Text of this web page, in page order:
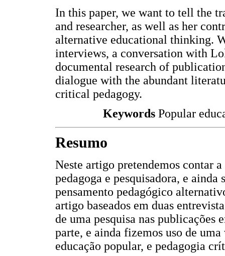
In this paper, we want to tell the
and researcher, as well as her
alternative educational thinking.
interviews, a conversation with
documental research of
dialogue with the abundant
critical pedagogy.
Keywords Popular
Resumo
Neste artigo pretendemos contar
pedagoga e pesquisadora, e
pensamento pedagógico
artigo baseados em duas
de uma pesquisa nas publicações
parte, e ainda fizemos uso de
educação popular, e pedagogia